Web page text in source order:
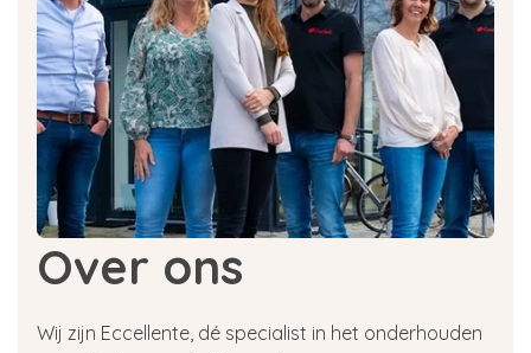
Over ons
Wij zijn Eccellente, dé specialist in het onderhouden